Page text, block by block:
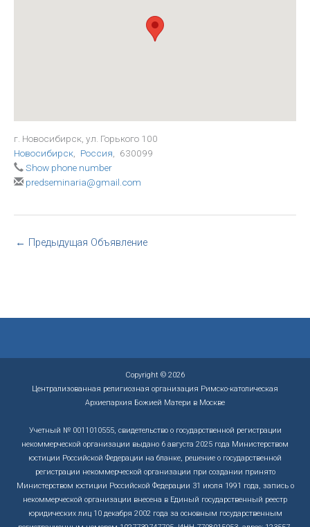
г. Новосибирск, ул. Горького 100
Новосибирск
Россия
630099
Show phone number
predseminaria@gmail.com
← Предыдущая Объявление
Copyright © 2026
Централизованная религиозная организация Римско-католическая
Архиепархия Божией Матери в Москве
Учетный № 0011010555, свидетельство о государственной регистрации
некоммерческой организации выдано 6 августа 2025 года Министерством
юстиции Российской Федерации на бланке, решение о государственной
регистрации некоммерческой организации при создании принято
Министерством юстиции Российской Федерации 31 июля 1991 года, запись о
некоммерческой организации внесена в Единый государственный реестр
юридических лиц 10 декабря 2002 года за основным государственным